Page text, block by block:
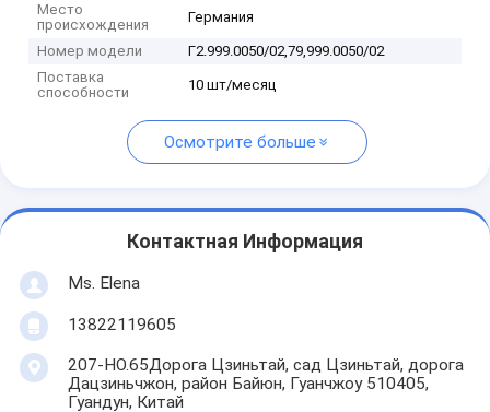
Место
происхождения
Германия
Номер модели
Г2.999.0050/02,79,999.0050/02
Поставка
способности
10 шт/месяц
Осмотрите больше
Контактная Информация
Ms. Elena
13822119605
207-НО.65Дорога Цзиньтай, сад Цзиньтай, дорога
Дацзиньчжон, район Байюн, Гуанчжоу 510405,
Гуандун, Китай